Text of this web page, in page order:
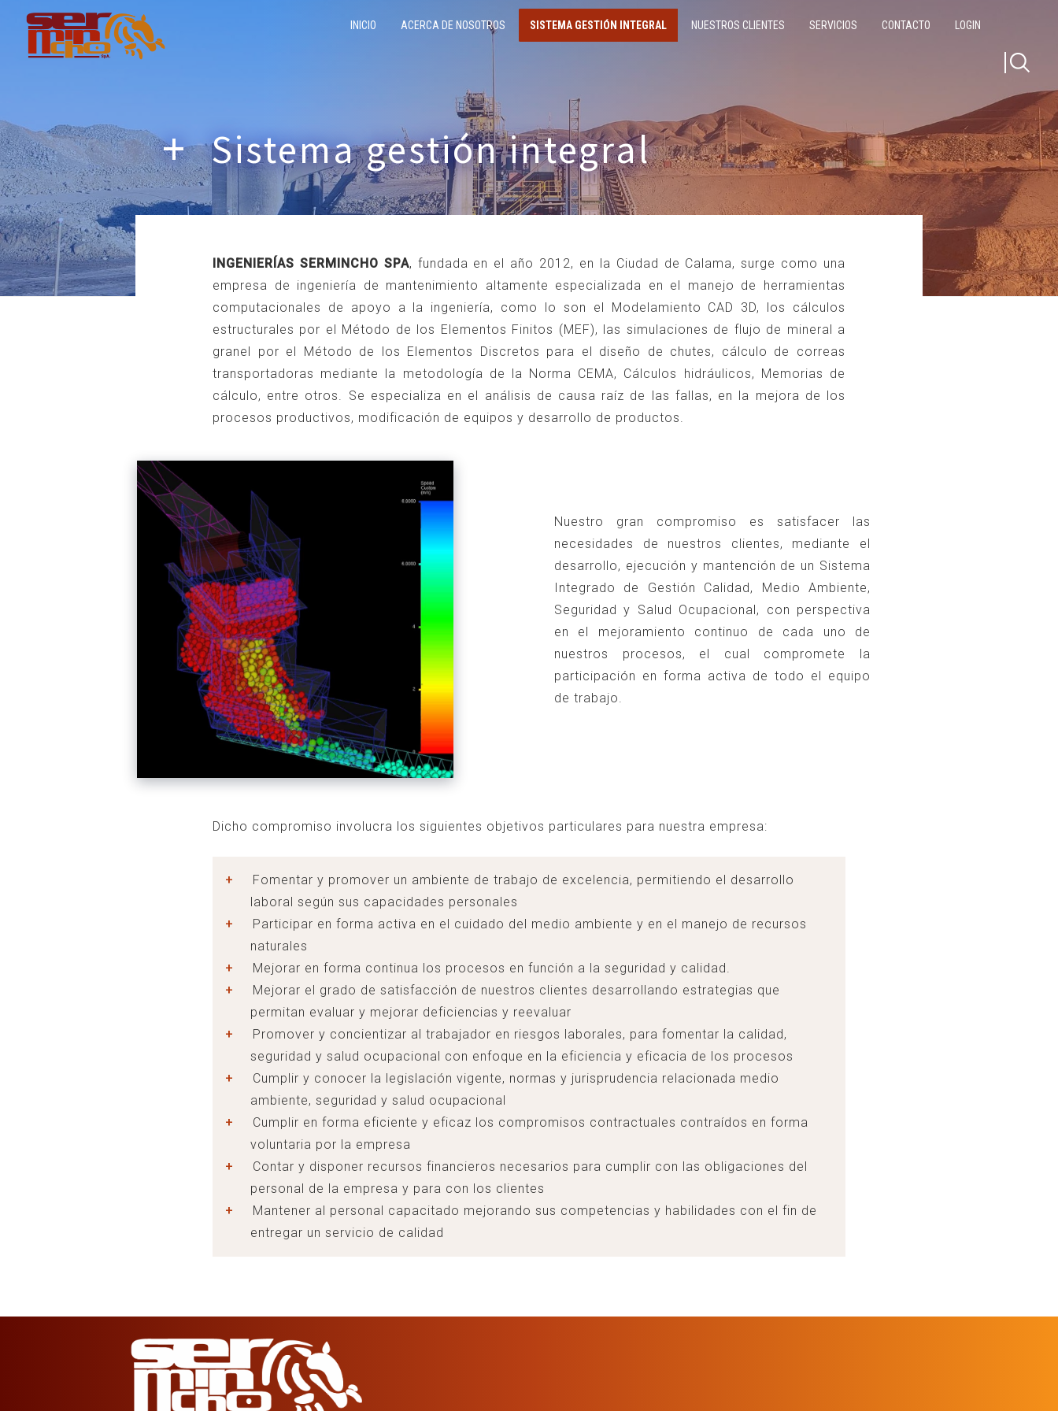
contenido
INICIO ACERCA DE NOSOTROS SISTEMA GESTIÓN INTEGRAL NUESTROS CLIENTES SERVICIOS CONTACTO LOGIN
Sistema gestión integral
INGENIERÍAS SERMINCHO SPA, fundada en el año 2012, en la Ciudad de Calama, surge como una
empresa de ingeniería de mantenimiento altamente especializada en el manejo de herramientas
computacionales de apoyo a la ingeniería, como lo son el Modelamiento CAD 3D, los cálculos
estructurales por el Método de los Elementos Finitos (MEF), las simulaciones de flujo de mineral a
granel por el Método de los Elementos Discretos para el diseño de chutes, cálculo de correas
transportadoras mediante la metodología de la Norma CEMA, Cálculos hidráulicos, Memorias de
cálculo, entre otros. Se especializa en el análisis de causa raíz de las fallas, en la mejora de los
procesos productivos, modificación de equipos y desarrollo de productos.
Nuestro gran compromiso es satisfacer las
necesidades de nuestros clientes, mediante el
desarrollo, ejecución y mantención de un Sistema
Integrado de Gestión Calidad, Medio Ambiente,
Seguridad y Salud Ocupacional, con perspectiva
en el mejoramiento continuo de cada uno de
nuestros procesos, el cual compromete la
participación en forma activa de todo el equipo
de trabajo.
Dicho compromiso involucra los siguientes objetivos particulares para nuestra empresa:
Fomentar y promover un ambiente de trabajo de excelencia, permitiendo el desarrollo
laboral según sus capacidades personales
Participar en forma activa en el cuidado del medio ambiente y en el manejo de recursos
naturales
Mejorar en forma continua los procesos en función a la seguridad y calidad.
Mejorar el grado de satisfacción de nuestros clientes desarrollando estrategias que
permitan evaluar y mejorar deficiencias y reevaluar
Promover y concientizar al trabajador en riesgos laborales, para fomentar la calidad,
seguridad y salud ocupacional con enfoque en la eficiencia y eficacia de los procesos
Cumplir y conocer la legislación vigente, normas y jurisprudencia relacionada medio
ambiente, seguridad y salud ocupacional
Cumplir en forma eficiente y eficaz los compromisos contractuales contraídos en forma
voluntaria por la empresa
Contar y disponer recursos financieros necesarios para cumplir con las obligaciones del
personal de la empresa y para con los clientes
Mantener al personal capacitado mejorando sus competencias y habilidades con el fin de
entregar un servicio de calidad